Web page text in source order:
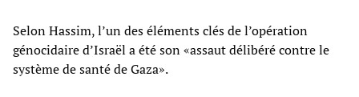
Selon Hassim, l’un des éléments clés de l’opération
génocidaire d’Israël a été son «assaut délibéré contre le
système de santé de Gaza».